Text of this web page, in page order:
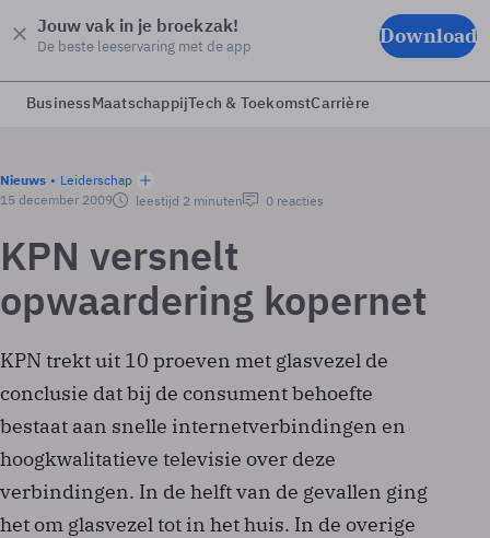
Jouw vak in je broekzak!
De beste leeservaring met de app Download
BusinessMaatschappijTech & ToekomstCarrière
Nieuws
Leiderschap
15 december 2009
leestijd 2 minuten 0 reacties
KPN versnelt
opwaardering kopernet
KPN trekt uit 10 proeven met glasvezel de
conclusie dat bij de consument behoefte
bestaat aan snelle internetverbindingen en
hoogkwalitatieve televisie over deze
verbindingen. In de helft van de gevallen ging
het om glasvezel tot in het huis. In de overige